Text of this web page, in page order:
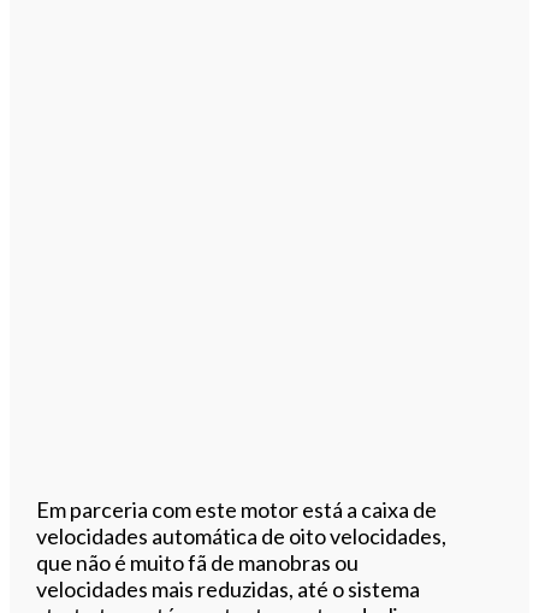
Em parceria com este motor está a caixa de
velocidades automática de oito velocidades,
que não é muito fã de manobras ou
velocidades mais reduzidas, até o sistema